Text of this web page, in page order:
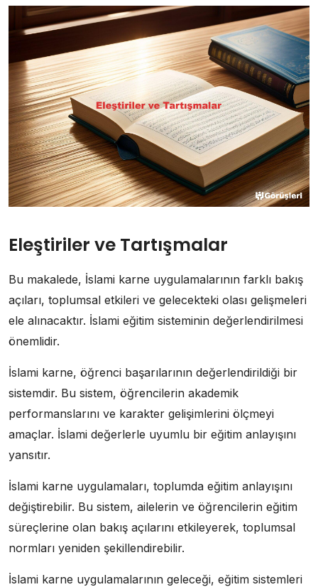
Eleştiriler ve Tartışmalar
Bu makalede, İslami karne uygulamalarının farklı bakış
açıları, toplumsal etkileri ve gelecekteki olası gelişmeleri
ele alınacaktır. İslami eğitim sisteminin değerlendirilmesi
önemlidir.
İslami karne, öğrenci başarılarının değerlendirildiği bir
sistemdir. Bu sistem, öğrencilerin akademik
performanslarını ve karakter gelişimlerini ölçmeyi
amaçlar. İslami değerlerle uyumlu bir eğitim anlayışını
yansıtır.
İslami karne uygulamaları, toplumda eğitim anlayışını
değiştirebilir. Bu sistem, ailelerin ve öğrencilerin eğitim
süreçlerine olan bakış açılarını etkileyerek, toplumsal
normları yeniden şekillendirebilir.
İslami karne uygulamalarının geleceği, eğitim sistemleri